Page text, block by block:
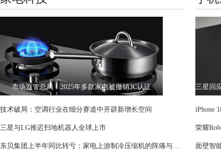
市场监管总局：2025年多款家电被撤销3C认证
技术破局：空调行业在细分赛道中开辟新增长空间
三星与LG推迟扫地机器人全球上市
东贝集团上半年同比转亏：家电上游制冷压缩机的阵痛与突围
iPhone
荣耀